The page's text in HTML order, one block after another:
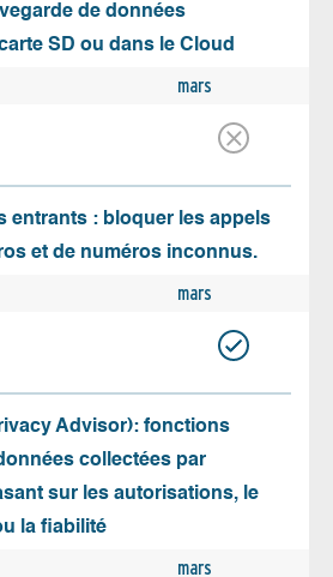
de données
SD ou dans le Cloud
mars
entrants : bloquer les appels
et de numéros inconnus.
mars
Advisor): fonctions
collectées par
sur les autorisations, le
la fiabilité
mars